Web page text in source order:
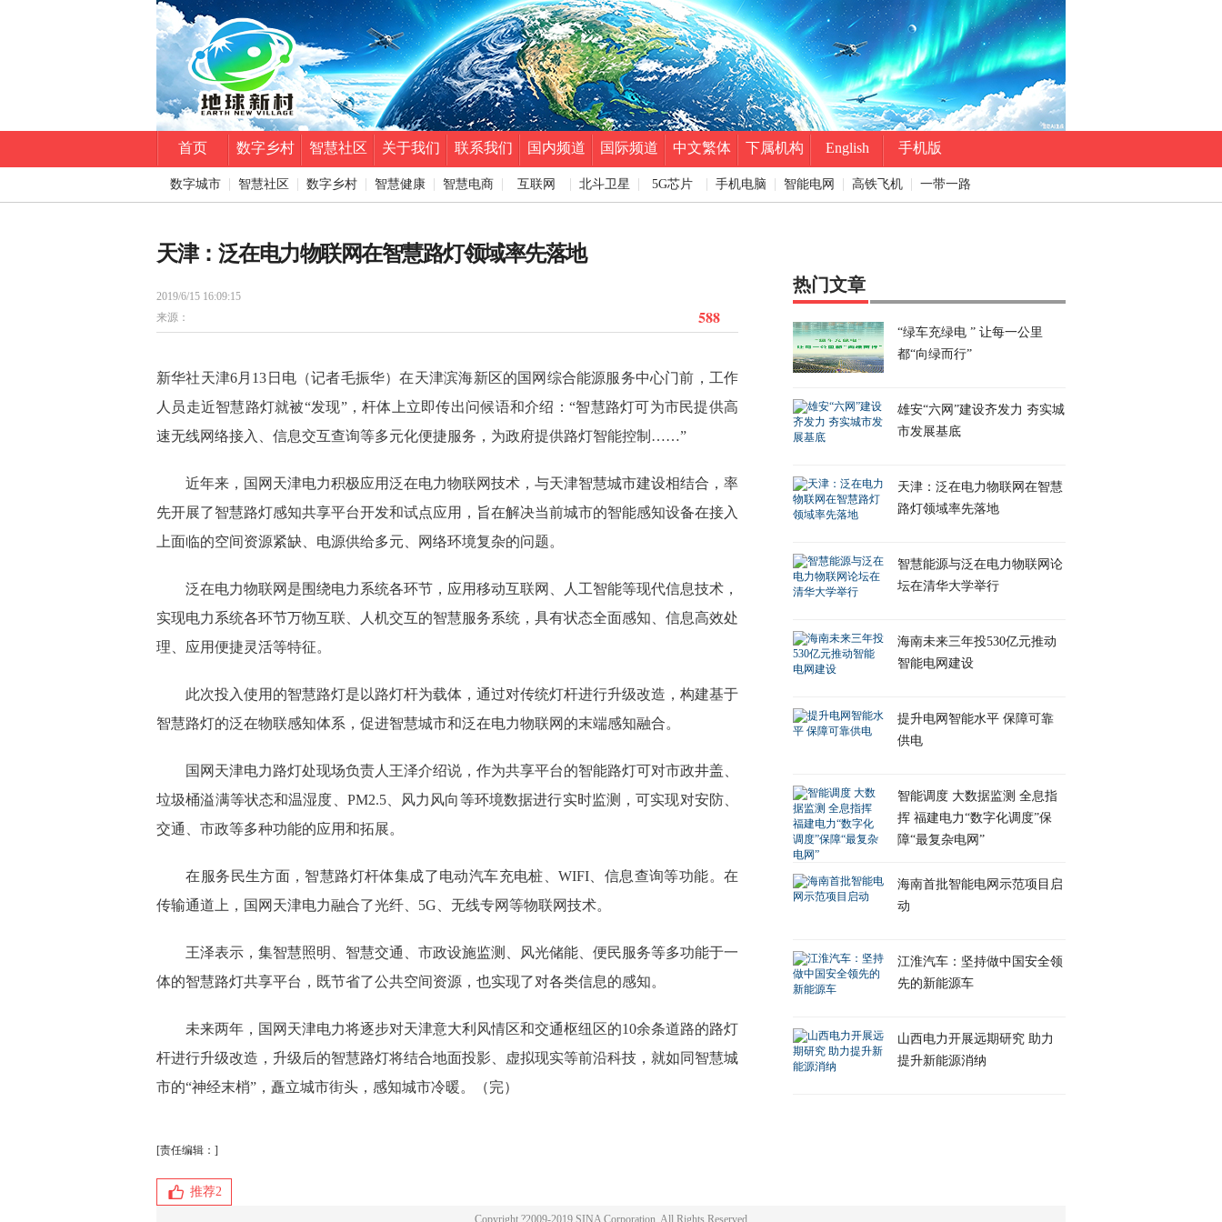
首页 数字乡村 智慧社区 关于我们 联系我们 国内频道 国际频道 中文繁体 下属机构 English 手机版
数字城市 智慧社区 数字乡村 智慧健康 智慧电商 互联网 北斗卫星 5G芯片 手机电脑 智能电网 高铁飞机 一带一路
天津：泛在电力物联网在智慧路灯领域率先落地
2019/6/15 16:09:15
来源：
588
新华社天津6月13日电（记者毛振华）在天津滨海新区的国网综合能源服务中心门前，工作
人员走近智慧路灯就被“发现”，杆体上立即传出问候语和介绍：“智慧路灯可为市民提供高
速无线网络接入、信息交互查询等多元化便捷服务，为政府提供路灯智能控制……”
近年来，国网天津电力积极应用泛在电力物联网技术，与天津智慧城市建设相结合，率
先开展了智慧路灯感知共享平台开发和试点应用，旨在解决当前城市的智能感知设备在接入
上面临的空间资源紧缺、电源供给多元、网络环境复杂的问题。
泛在电力物联网是围绕电力系统各环节，应用移动互联网、人工智能等现代信息技术，
实现电力系统各环节万物互联、人机交互的智慧服务系统，具有状态全面感知、信息高效处
理、应用便捷灵活等特征。
此次投入使用的智慧路灯是以路灯杆为载体，通过对传统灯杆进行升级改造，构建基于
智慧路灯的泛在物联感知体系，促进智慧城市和泛在电力物联网的末端感知融合。
国网天津电力路灯处现场负责人王泽介绍说，作为共享平台的智能路灯可对市政井盖、
垃圾桶溢满等状态和温湿度、PM2.5、风力风向等环境数据进行实时监测，可实现对安防、
交通、市政等多种功能的应用和拓展。
在服务民生方面，智慧路灯杆体集成了电动汽车充电桩、WIFI、信息查询等功能。在
传输通道上，国网天津电力融合了光纤、5G、无线专网等物联网技术。
王泽表示，集智慧照明、智慧交通、市政设施监测、风光储能、便民服务等多功能于一
体的智慧路灯共享平台，既节省了公共空间资源，也实现了对各类信息的感知。
未来两年，国网天津电力将逐步对天津意大利风情区和交通枢纽区的10余条道路的路灯
杆进行升级改造，升级后的智慧路灯将结合地面投影、虚拟现实等前沿科技，就如同智慧城
市的“神经末梢”，矗立城市街头，感知城市冷暖。（完）
[责任编辑：]
推荐2
热门文章
“绿车充绿电 ” 让每一公里
都“向绿而行”
雄安“六网”建设齐发力 夯实城
市发展基底
天津：泛在电力物联网在智慧
路灯领域率先落地
智慧能源与泛在电力物联网论
坛在清华大学举行
海南未来三年投530亿元推动
智能电网建设
提升电网智能水平 保障可靠
供电
智能调度 大数据监测 全息指
挥 福建电力“数字化调度”保
障“最复杂电网”
海南首批智能电网示范项目启
动
江淮汽车：坚持做中国安全领
先的新能源车
山西电力开展远期研究 助力
提升新能源消纳